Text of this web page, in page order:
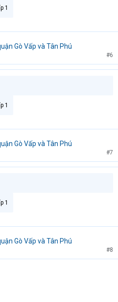
1
Gò Vấp và Tân Phú
#6
1
Gò Vấp và Tân Phú
#7
1
Gò Vấp và Tân Phú
#8